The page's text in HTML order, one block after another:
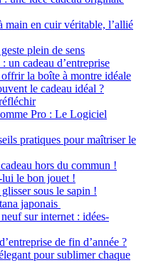
main en cuir véritable, l’allié
plein de sens
un cadeau d’entreprise
la boîte à montre idéale
le cadeau idéal ?
Pro : Le Logiciel
pratiques pour maîtriser le
hors du commun !
le bon jouet !
sous le sapin !
japonais
sur internet : idées-
de fin d’année ?
pour sublimer chaque